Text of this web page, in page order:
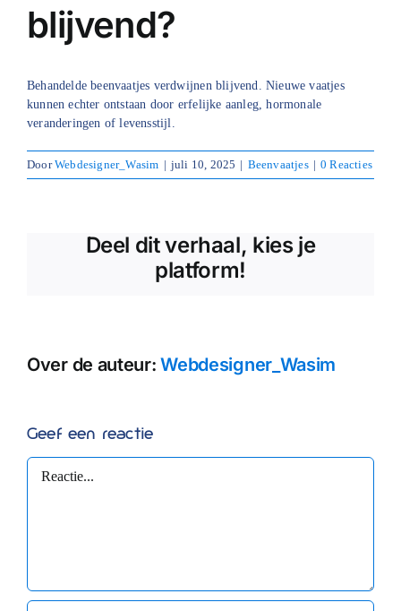
Blog
Afspraak maken
blijvend?
Behandelde beenvaatjes verdwijnen blijvend. Nieuwe vaatjes
kunnen echter ontstaan door erfelijke aanleg, hormonale
veranderingen of levensstijl.
DoorWebdesigner_Wasim | juli 10, 2025 | Beenvaatjes | 0 Reacties
Deel dit verhaal, kies je
platform!
Over de auteur:Webdesigner_Wasim
Geef een reactie
Reactie